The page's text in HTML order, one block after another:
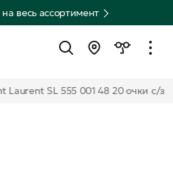
весь ассортимент
Laurent SL 555 001 48 20 очки с/з